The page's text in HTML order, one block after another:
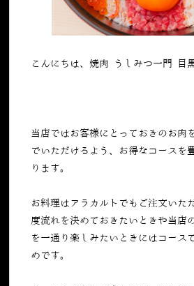
こんにちは、焼肉 うしみつ一門 目
当店ではお客様にとっておきのお肉
でいただけるよう、お得なコースを
ります。
お料理はアラカルトでもご注文いた
度流れを決めておきたいときや当店
を一通り楽しみたいときにはコース
めです。